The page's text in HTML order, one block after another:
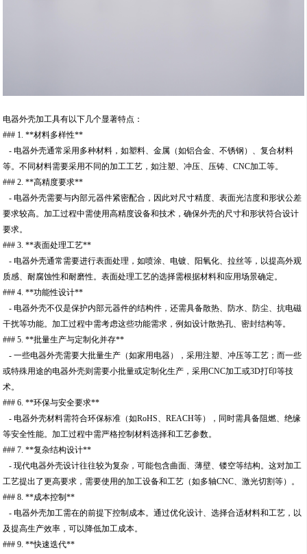
电器外壳加工具有以下几个显著特点：
### 1. **材料多样性**
- 电器外壳通常采用多种材料，如塑料、金属（如铝合金、不锈钢）、复合材料
等。不同材料需要采用不同的加工工艺，如注塑、冲压、压铸、CNC加工等。
### 2. **高精度要求**
- 电器外壳需要与内部元器件紧密配合，因此对尺寸精度、表面光洁度和形状公差
要求较高。加工过程中需使用高精度设备和技术，确保外壳的尺寸和形状符合设计
要求。
### 3. **表面处理工艺**
- 电器外壳通常需要进行表面处理，如喷涂、电镀、阳氧化、拉丝等，以提高外观
质感、耐腐蚀性和耐磨性。表面处理工艺的选择需根据材料和应用场景确定。
### 4. **功能性设计**
- 电器外壳不仅是保护内部元器件的结构件，还需具备散热、防水、防尘、抗电磁
干扰等功能。加工过程中需考虑这些功能需求，例如设计散热孔、密封结构等。
### 5. **批量生产与定制化并存**
- 一些电器外壳需要大批量生产（如家用电器），采用注塑、冲压等工艺；而一些
或特殊用途的电器外壳则需要小批量或定制化生产，采用CNC加工或3D打印等技
术。
### 6. **环保与安全要求**
- 电器外壳材料需符合环保标准（如RoHS、REACH等），同时需具备阻燃、绝缘
等安全性能。加工过程中需严格控制材料选择和工艺参数。
### 7. **复杂结构设计**
- 现代电器外壳设计往往较为复杂，可能包含曲面、薄壁、镂空等结构。这对加工
工艺提出了更高要求，需要使用的加工设备和工艺（如多轴CNC、激光切割等）。
### 8. **成本控制**
- 电器外壳加工需在的前提下控制成本。通过优化设计、选择合适材料和工艺，以
及提高生产效率，可以降低加工成本。
### 9. **快速迭代**